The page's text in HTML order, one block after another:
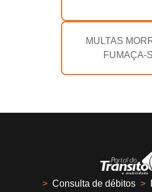
MULTAS
FUMAÇA-
> Consulta de débitos >